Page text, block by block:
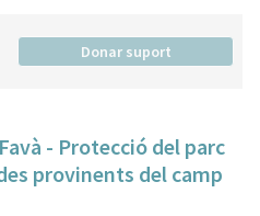
Donar suport
- Protecció del parc
provinents del camp